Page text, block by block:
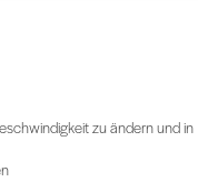
zu ändern und in